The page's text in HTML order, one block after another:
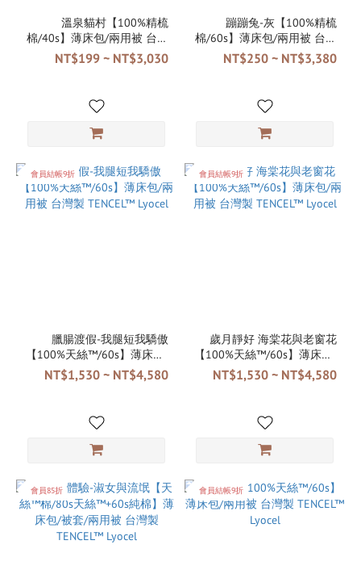
溫泉貓村【100%精梳
棉/40s】薄床包/兩用被 台灣
製
NT$199 ~ NT$3,030
蹦蹦兔-灰【100%精梳
棉/60s】薄床包/兩用被 台灣
製
NT$250 ~ NT$3,380
會員結帳9折
臘腸渡假-我腿短我驕傲
【100%天絲™/60s】薄床包/
兩用被 台灣製 TENCEL™
Lyocel
NT$1,530 ~ NT$4,580
會員結帳9折
歲月靜好 海棠花與老窗花
【100%天絲™/60s】薄床包/
兩用被 台灣製 TENCEL™
Lyocel
NT$1,530 ~ NT$4,580
會員85折 會員結帳9折